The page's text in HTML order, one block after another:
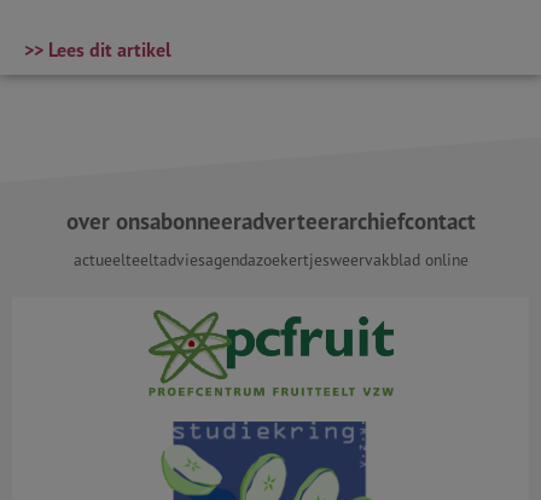
>> Lees dit artikel
over onsabonneeradverteerarchiefcontact
actueelteeltadviesagendazoekertjesweervakblad online